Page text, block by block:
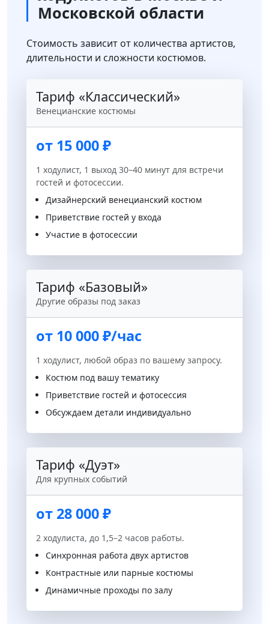
Московской области
Стоимость зависит от количества артистов,
длительности и сложности костюмов.
Тариф «Классический»
Венецианские костюмы
от 15 000 ₽
1 ходулист, 1 выход 30–40 минут для встречи
гостей и фотосессии.
Дизайнерский венецианский костюм
Приветствие гостей у входа
Участие в фотосессии
Тариф «Базовый»
Другие образы под заказ
от 10 000 ₽/час
1 ходулист, любой образ по вашему запросу.
Костюм под вашу тематику
Приветствие гостей и фотосессия
Обсуждаем детали индивидуально
Тариф «Дуэт»
Для крупных событий
от 28 000 ₽
2 ходулиста, до 1,5–2 часов работы.
Синхронная работа двух артистов
Контрастные или парные костюмы
Динамичные проходы по залу